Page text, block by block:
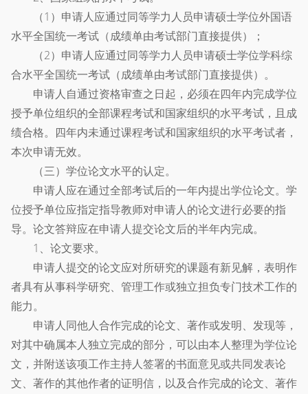
（1）申请人应通过同等学力人员申请硕士学位外国语
水平全国统一考试（成绩单由考试部门直接提供）；
（2）申请人应通过同等学力人员申请硕士学位学科综
合水平全国统一考试（成绩单由考试部门直接提供）。
申请人自通过资格审查之日起，必须在四年内完成学位
授予单位组织的全部课程考试和国家组织的水平考试，且成
绩合格。四年内未通过课程考试和国家组织的水平考试者，
本次申请无效。
（三）学位论文水平的认定。
申请人应在通过全部考试后的一年内提出学位论文。学
位授予单位应指定指导教师对申请人的论文进行必要的指
导。论文答辩应在申请人提交论文后的半年内完成。
1、论文要求。
申请人提交的论文应对所研究的课题有新见解，表明作
者具有从事科学研究、管理工作或独立担负专门技术工作的
能力。
申请人同他人合作完成的论文、著作或发明、发现等，
对其中确属本人独立完成的部分，可以由本人整理为学位论
文，并附送该项工作主持人签署的书面意见或共同发表论
文、著作的其他作者的证明信，以及合作完成的论文、著作